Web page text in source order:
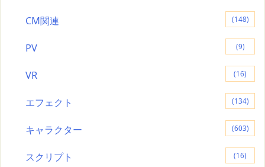
CM関連 (148)
PV (9)
VR (16)
エフェクト (134)
キャラクター (603)
スクリプト (16)